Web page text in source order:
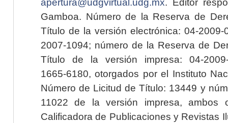
Gamboa. Número de la Reserva de
Título de la versión electrónica: 04-2009-
2007-1094; número de la Reserva de
Título de la versión impresa: 04-2009-
1665-6180, otorgados por el Instituto
Número de Licitud de Título: 13449 y
11022 de la versión impresa, ambos
Calificadora de Publicaciones y Revistas